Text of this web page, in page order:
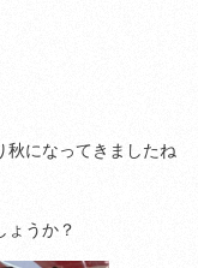
秋になってきましたね
ょうか？